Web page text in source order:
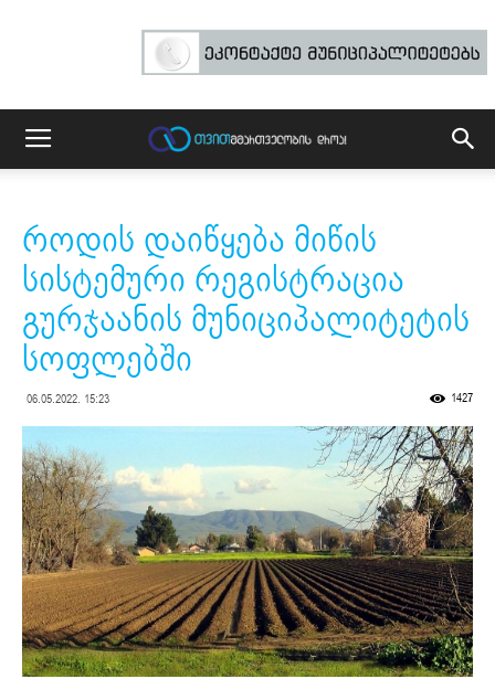
როდის დაიწყება მიწის
სისტემური რეგისტრაცია
გურჯაანის მუნიციპალიტეტის
სოფლებში
06.05.2022. 15:23 1427